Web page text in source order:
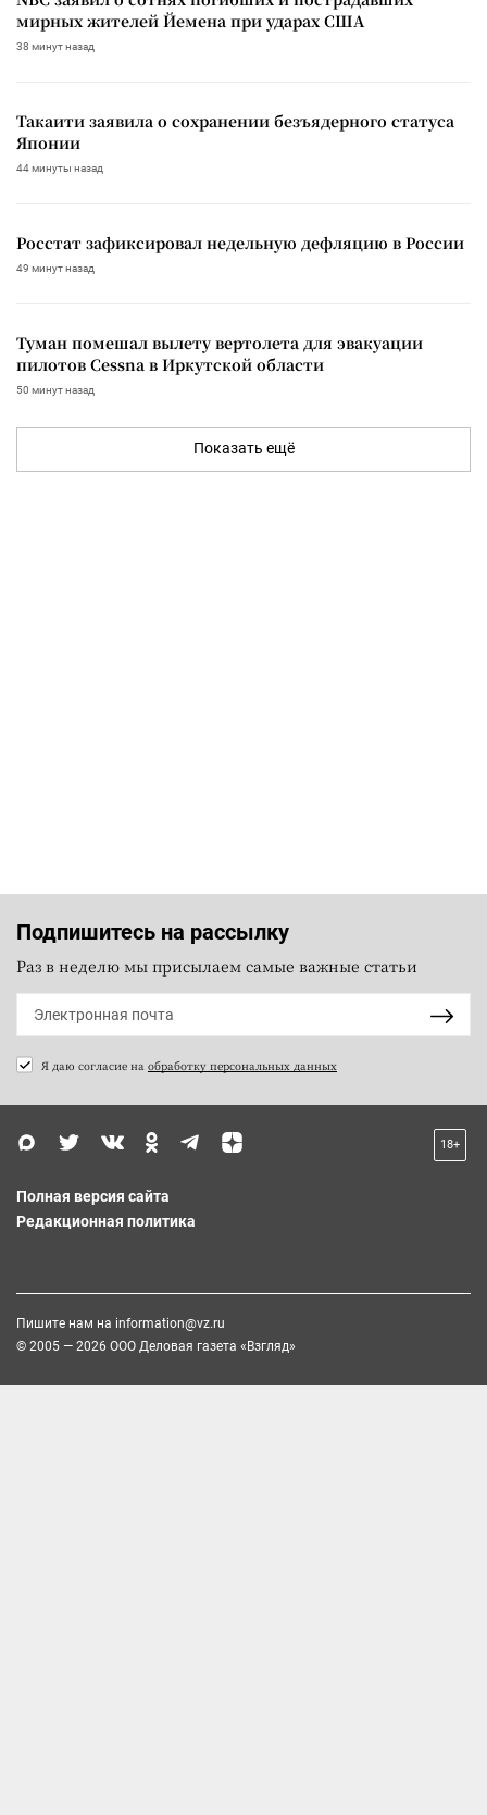
мирных жителей Йемена при ударах США
38 минут назад
Такаити заявила о сохранении безъядерного статуса
Японии
44 минуты назад
Росстат зафиксировал недельную дефляцию в России
49 минут назад
Туман помешал вылету вертолета для эвакуации
пилотов Cessna в Иркутской области
50 минут назад
Показать ещё
Подпишитесь на рассылку
Раз в неделю мы присылаем самые важные статьи
Я даю согласие на обработку персональных данных
18+
Полная версия сайта
Редакционная политика
Пишите нам на information@vz.ru
© 2005 — 2026 ООО Деловая газета «Взгляд»